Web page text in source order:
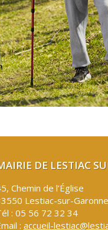
DE LESTIAC
Chemin de l’Église
Lestiac-sur-Garonne
: 05 56 72 32 34
: accueil-